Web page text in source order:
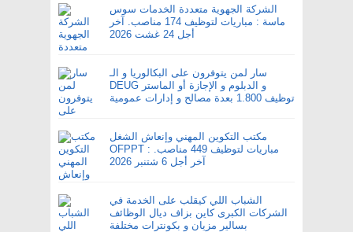
الشركة الجهوية متعددة الخدمات سوس
ماسة : مباريات لتوظيف 174 مناصب. آخر
أجل 24 غشت 2026
سار لمن يتوفرون على البكالوريا و الـ
DEUG و الدبلوم و الإجازة أو الماستر
توظيف 1.800 بعدة مصالح و إدارات عمومية
مكتب التكوين المهني وإنعاش الشغل
OFPPT : مباريات لتوظيف 449 مناصب.
آخر أجل 6 شتنبر 2026
الشباب اللي كيقلب على الخدمة في
الشركات الكبرى كاين بزاف ديال الوظائف
بسالير مزيان و بكونترات مختلفة